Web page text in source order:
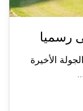
رسميا
زغرتا 1-0، في الجولة الأخيرة